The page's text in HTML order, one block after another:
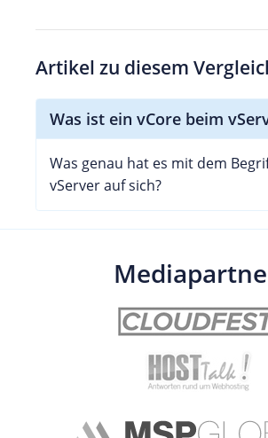
Artikel zu diesem
Was ist ein vCore beim
Was genau hat es mit dem
vServer auf sich?